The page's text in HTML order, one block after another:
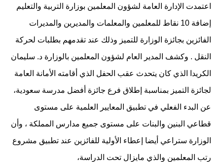
اعتمدت الإدارة العامة لشؤون المعلمين بوزارة التربية والتعليم
إضافة 10 نقاط للمعلمين والمعلمات والمديرين والمديرات
الفائزين بجائزة الوزارة للتميز وذلك عند تقدمهم بطلبات لحركة
النقل . وكشف المدير العام لشؤون المعلمين بالوزارة د. سليمان
الكريدا الذي كان يتحدث عقب الحفل الذي أقامته الأمانة العامة
لجائزة التميز بمناسبة إطلاق فرع جائزة أفضل مدرسة سعودية،
عن البدء الفعلي في تطبيق المعايير العلمية على مستوى
قطاعي البنين والبنات على مستوى جميع مدارس المملكة ، وأن
الوزارة ستراعي أيضا إعطاء الأولية للفائزين عند تطبيق مشروع
رتب المعلمين والذي مايزال تحت الدراسة،